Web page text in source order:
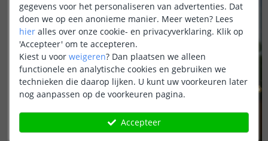
gegevens voor het personaliseren van advertenties. Dat
doen we op een anonieme manier. Meer weten? Lees
hier alles over onze cookie- en privacyverklaring. Klik op
'Accepteer' om te accepteren.
Kiest u voor weigeren? Dan plaatsen we alleen
functionele en analytische cookies en gebruiken we
technieken die daarop lijken. U kunt uw voorkeuren later
nog aanpassen op de voorkeuren pagina.
Accepteer